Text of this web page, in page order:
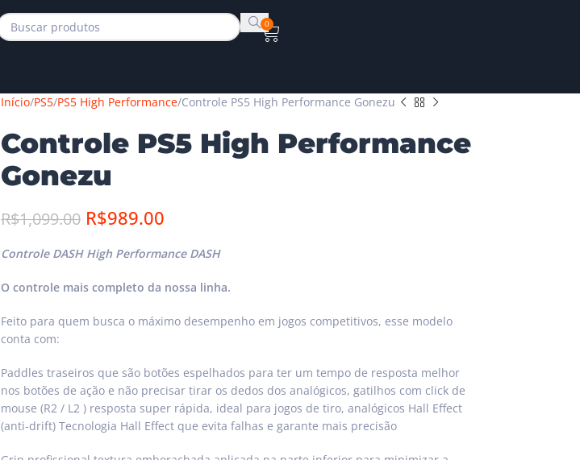
0
Início PS5 PS5 High Performance Controle PS5 High Performance Gonezu
Controle PS5 High Performance
Gonezu
R$1,099.00 R$989.00
Controle DASH High Performance DASH
O controle mais completo da nossa linha.
Feito para quem busca o máximo desempenho em jogos competitivos, esse modelo
conta com:
Paddles traseiros que são botões espelhados para ter um tempo de resposta melhor
nos botões de ação e não precisar tirar os dedos dos analógicos, gatilhos com click de
mouse (R2 / L2 ) resposta super rápida, ideal para jogos de tiro, analógicos Hall Effect
(anti-drift) Tecnologia Hall Effect que evita falhas e garante mais precisão